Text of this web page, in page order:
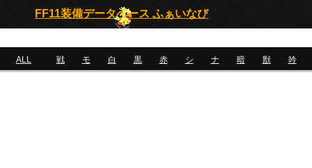
FF11装備データベース ふぁいなび
ALL 戦 モ 白 黒 赤 シ ナ 暗 獣 吟